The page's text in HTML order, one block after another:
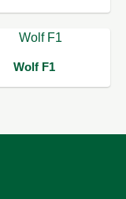
Wolf F1